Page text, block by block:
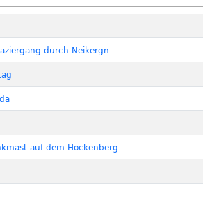
durch Neikergn
auf dem Hockenberg